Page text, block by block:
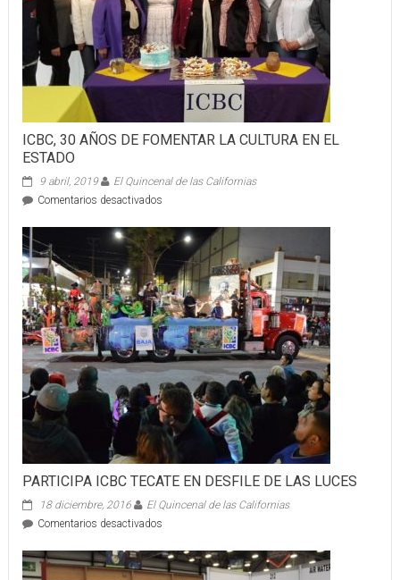
ICBC, 30 AÑOS DE FOMENTAR LA CULTURA EN EL
ESTADO
9 abril, 2019
El Quincenal de las Californias
Comentarios desactivadosen
30
AÑOS
FOMENTAR
LA
CULTURA
EN
EL
ESTADO
PARTICIPA ICBC TECATE EN DESFILE DE LAS LUCES
18 diciembre, 2016
El Quincenal de las Californias
Comentarios desactivadosen
ICBC
TECATE